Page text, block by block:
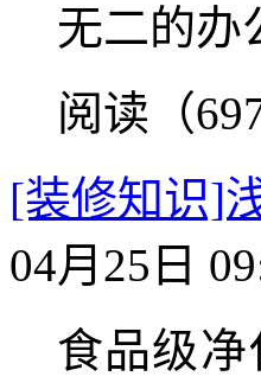
无二的办
阅读（
[装修知识]
04月25日
食品级